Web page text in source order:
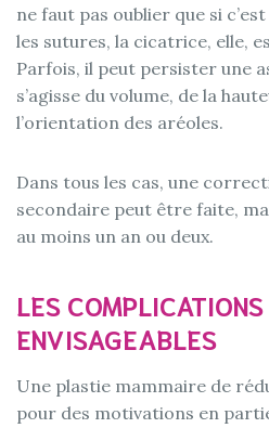
ne faut pas oublier que si
les sutures, la cicatrice, elle,
Parfois, il peut persister une
s’agisse du volume, de la
l’orientation des aréoles.
Dans tous les cas, une
secondaire peut être faite,
au moins un an ou deux.
LES COMPLICATIONS
ENVISAGEABLES
Une plastie mammaire de
pour des motivations en